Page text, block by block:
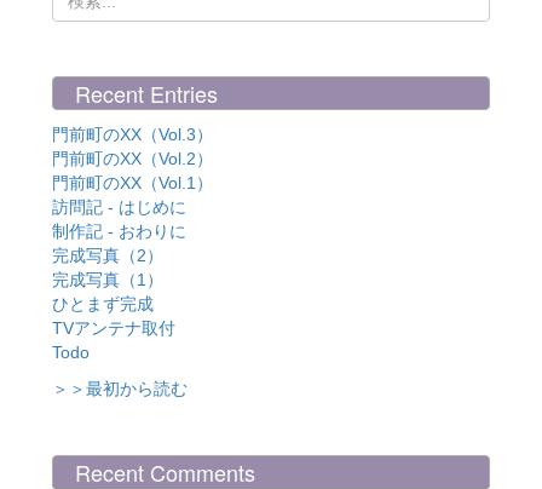
Recent Entries
門前町のXX（Vol.3）
門前町のXX（Vol.2）
門前町のXX（Vol.1）
訪問記 - はじめに
制作記 - おわりに
完成写真（2）
完成写真（1）
ひとまず完成
TVアンテナ取付
Todo
＞＞最初から読む
Recent Comments